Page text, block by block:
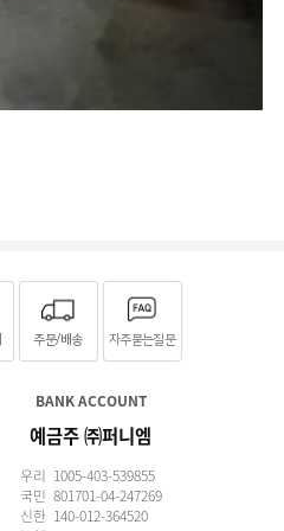
주문/배송 자주묻는질문
BANK ACCOUNT
예금주 ㈜퍼니엠
우리 1005-403-539855
국민 801701-04-247269
신한 140-012-364520